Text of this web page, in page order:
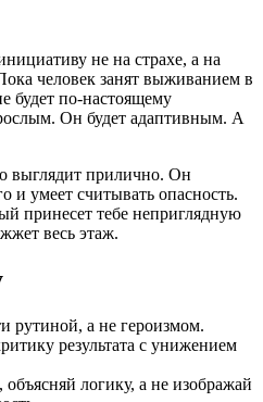
не на страхе, а на
человек занят выживанием в
будет по-настоящему
Он будет адаптивным. А
выглядит прилично. Он
и умеет считывать опасность.
принесет тебе неприглядную
весь этаж.
рутиной, а не героизмом.
результата с унижением
логику, а не изображай